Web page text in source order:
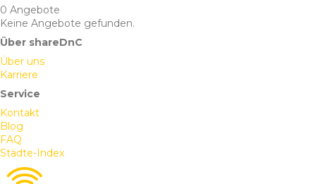
0 Angebote
Keine Angebote gefunden.
Über shareDnC
Über uns
Karriere
Service
Kontakt
Blog
FAQ
Städte-Index